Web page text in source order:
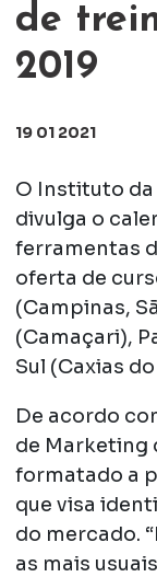
de
2019
19 01 2021
O Instituto
divulga o
ferramentas
oferta de
(Campinas,
(Camaçari),
Sul (Caxias
De acordo
de Marketing
formatado a
que visa
do mercado.
as mais